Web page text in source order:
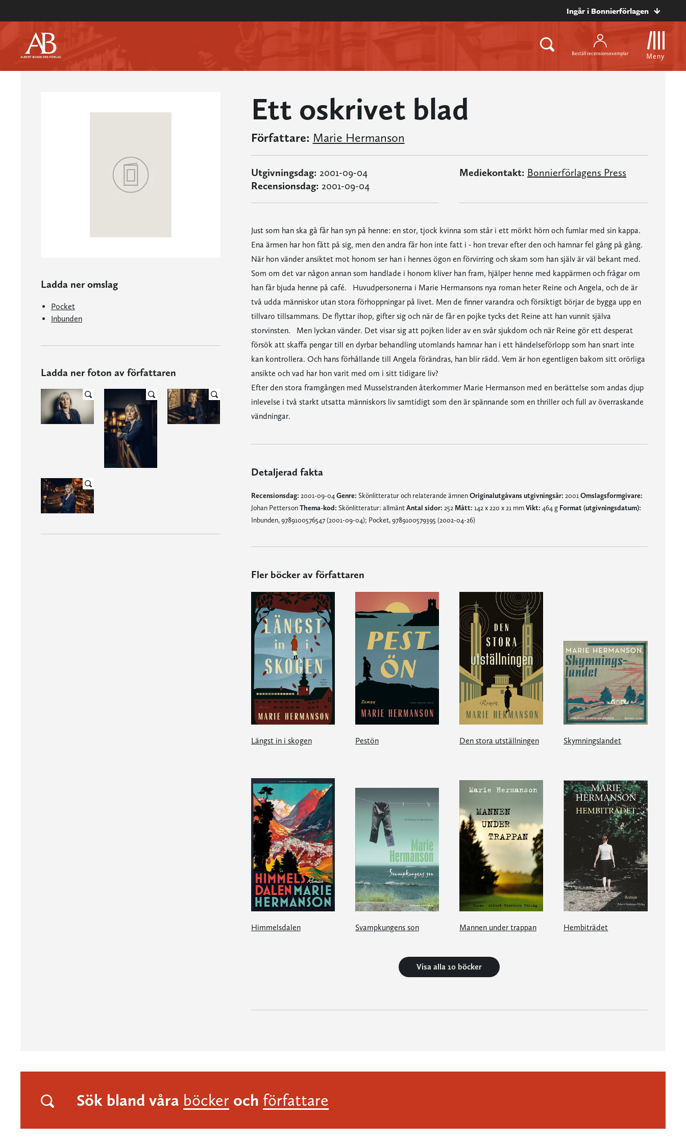
Ingår i Bonnierförlagen
Beställ recensionsexemplar Meny
Ladda ner omslag
Pocket
Inbunden
Ladda ner foton av författaren
Ett oskrivet blad
Författare: Marie Hermanson
Utgivningsdag: 2001-09-04
Recensionsdag: 2001-09-04
Mediekontakt: Bonnierförlagens Press
Just som han ska gå får han syn på henne: en stor, tjock kvinna som står i ett mörkt hörn och fumlar med sin kappa.
Ena ärmen har hon fått på sig, men den andra får hon inte fatt i - hon trevar efter den och hamnar fel gång på gång.
När hon vänder ansiktet mot honom ser han i hennes ögon en förvirring och skam som han själv är väl bekant med.
Som om det var någon annan som handlade i honom kliver han fram, hjälper henne med kappärmen och frågar om
han får bjuda henne på café. Huvudpersonerna i Marie Hermansons nya roman heter Reine och Angela, och de är
två udda människor utan stora förhoppningar på livet. Men de finner varandra och försiktigt börjar de bygga upp en
tillvaro tillsammans. De flyttar ihop, gifter sig och när de får en pojke tycks det Reine att han vunnit själva
storvinsten. Men lyckan vänder. Det visar sig att pojken lider av en svår sjukdom och när Reine gör ett desperat
försök att skaffa pengar till en dyrbar behandling utomlands hamnar han i ett händelseförlopp som han snart inte
kan kontrollera. Och hans förhållande till Angela förändras, han blir rädd. Vem är hon egentligen bakom sitt orörliga
ansikte och vad har hon varit med om i sitt tidigare liv?
Efter den stora framgången med Musselstranden återkommer Marie Hermanson med en berättelse som andas djup
inlevelse i två starkt utsatta människors liv samtidigt som den är spännande som en thriller och full av överraskande
vändningar.
Detaljerad fakta
Recensionsdag: 2001-09-04 Genre: Skönlitteratur och relaterande ämnenOriginalutgåvans utgivningsår: 2001 Omslagsformgivare:
Johan PettersonThema-kod: Skönlitteratur: allmäntAntal sidor: 252 Mått: 142 x 220 x 21 mmVikt: 464 g Format (utgivningsdatum):
Inbunden, 9789100576547 (2001-09-04); Pocket, 9789100579395 (2002-04-26)
Fler böcker av författaren
Längst in i skogen Pestön Den stora utställningen Skymningslandet
Himmelsdalen Svampkungens son Mannen under trappan Hembiträdet
Visa alla 10 böcker
Sök bland våra böcker och författare